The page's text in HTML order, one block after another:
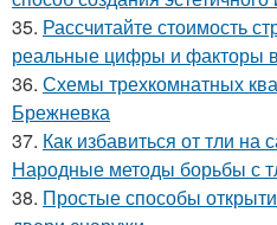
35. Рассчитайте стоимость
реальные цифры и факторы
36. Схемы трехкомнатных
Брежневка
37. Как избавиться от тли на
Народные методы борьбы с
38. Простые способы